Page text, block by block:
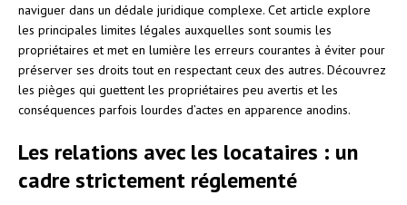
naviguer dans un dédale juridique complexe. Cet article explore
les principales limites légales auxquelles sont soumis les
propriétaires et met en lumière les erreurs courantes à éviter pour
préserver ses droits tout en respectant ceux des autres. Découvrez
les pièges qui guettent les propriétaires peu avertis et les
conséquences parfois lourdes d’actes en apparence anodins.
Les relations avec les locataires : un
cadre strictement réglementé